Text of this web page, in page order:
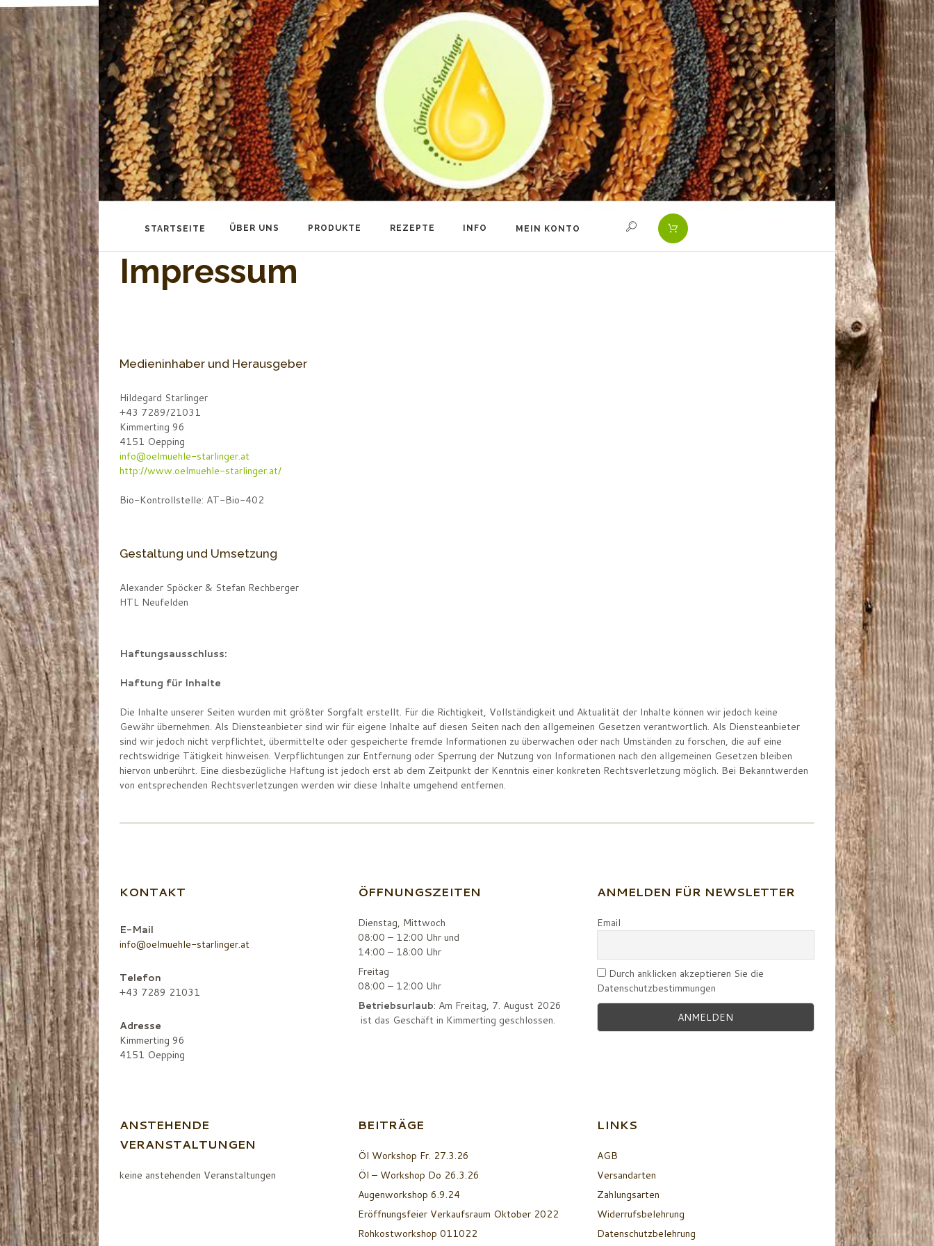
STARTSEITE ÜBER UNS PRODUKTE REZEPTE INFO MEIN KONTO
Impressum
Medieninhaber und Herausgeber
Hildegard Starlinger
+43 7289/21031
Kimmerting 96
4151 Oepping
info@oelmuehle-starlinger.at
http://www.oelmuehle-starlinger.at/
Bio-Kontrollstelle: AT-Bio-402
Gestaltung und Umsetzung
Alexander Spöcker & Stefan Rechberger
HTL Neufelden
Haftungsausschluss:
Haftung für Inhalte
Die Inhalte unserer Seiten wurden mit größter Sorgfalt erstellt. Für die Richtigkeit, Vollständigkeit und Aktualität der Inhalte können wir jedoch keine
Gewähr übernehmen. Als Diensteanbieter sind wir für eigene Inhalte auf diesen Seiten nach den allgemeinen Gesetzen verantwortlich. Als Diensteanbieter
sind wir jedoch nicht verpflichtet, übermittelte oder gespeicherte fremde Informationen zu überwachen oder nach Umständen zu forschen, die auf eine
rechtswidrige Tätigkeit hinweisen. Verpflichtungen zur Entfernung oder Sperrung der Nutzung von Informationen nach den allgemeinen Gesetzen bleiben
hiervon unberührt. Eine diesbezügliche Haftung ist jedoch erst ab dem Zeitpunkt der Kenntnis einer konkreten Rechtsverletzung möglich. Bei Bekanntwerden
von entsprechenden Rechtsverletzungen werden wir diese Inhalte umgehend entfernen.
KONTAKT
E-Mail
info@oelmuehle-starlinger.at
Telefon
+43 7289 21031
Adresse
Kimmerting 96
4151 Oepping
ÖFFNUNGSZEITEN
Dienstag, Mittwoch
08:00 – 12:00 Uhr und
14:00 – 18:00 Uhr
Freitag
08:00 – 12:00 Uhr
Betriebsurlaub: Am Freitag, 7. August 2026
ist das Geschäft in Kimmerting geschlossen.
ANMELDEN FÜR NEWSLETTER
Email
Durch anklicken akzeptieren Sie die
Datenschutzbestimmungen
ANSTEHENDE
VERANSTALTUNGEN
keine anstehenden Veranstaltungen
BEITRÄGE
Öl Workshop Fr. 27.3.26
Öl – Workshop Do 26.3.26
Augenworkshop 6.9.24
Eröffnungsfeier Verkaufsraum Oktober 2022
Rohkostworkshop 011022
LINKS
AGB
Versandarten
Zahlungsarten
Widerrufsbelehrung
Datenschutzbelehrung